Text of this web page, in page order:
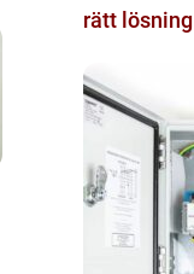
rätt lösning